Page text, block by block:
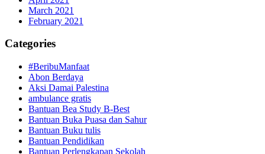
March 2021
February 2021
Categories
#BeribuManfaat
Abon Berdaya
Aksi Damai Palestina
ambulance gratis
Bantuan Bea Study B-Best
Bantuan Buka Puasa dan Sahur
Bantuan Buku tulis
Bantuan Pendidikan
Bantuan Perlengkapan Sekolah